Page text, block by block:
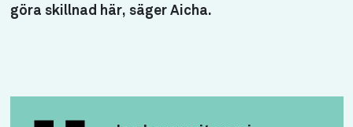
göra skillnad här, säger Aicha.